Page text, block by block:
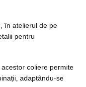
în atelierul de pe
pentru
coliere permite
adaptându-se